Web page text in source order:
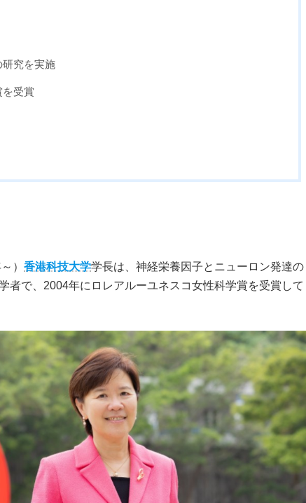
究を実施
を受賞
） 香港科技大学学長は、神経栄養因子とニューロン発達の
者で、2004年にロレアルーユネスコ女性科学賞を受賞して